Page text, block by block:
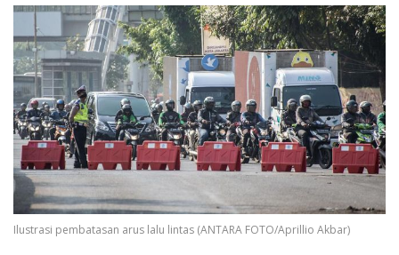
Ilustrasi pembatasan arus lalu lintas (ANTARA FOTO/Aprillio Akbar)